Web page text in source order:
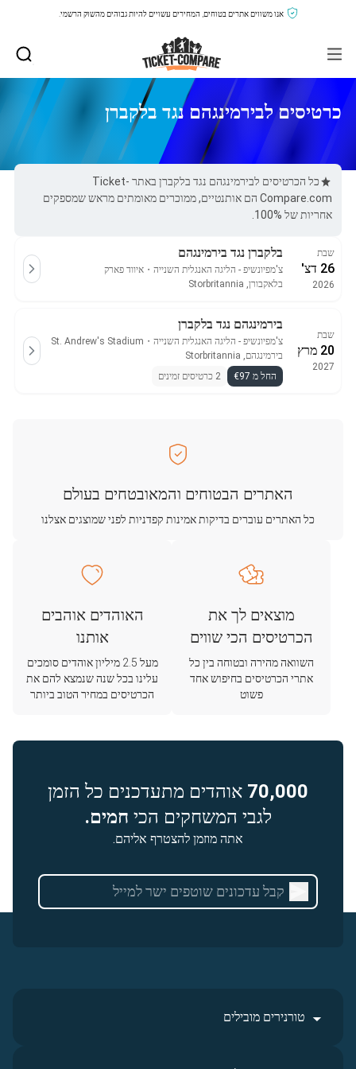
אנו משווים אתרים בטוחים, המחירים עשויים להיות גבוהים מהשוק הרשמי.
כרטיסים לבירמינגהם נגד בלקברן
כל הכרטיסים לבירמינגהם נגד בלקברן באתר Ticket-
Compare.com הם אותנטיים, ממוכרים מאומתים מראש שמספקים
אחריות של 100%.
שבת
26 דצ'
2026
בלקברן נגד בירמינגהם
צ'מפיונשיפ - הליגה האנגלית השנייה ・ איווד פארק
בלאקבורן, Storbritannia
שבת
20 מרץ
2027
בירמינגהם נגד בלקברן
צ'מפיונשיפ - הליגה האנגלית השנייה ・
St. Andrew's Stadium
בירמינגהם, Storbritannia
החל מ €97
2 כרטיסים זמינים
האתרים הבטוחים והמאובטחים בעולם
כל האתרים עוברים בדיקות אמינות קפדניות לפני שמוצגים אצלנו
מוצאים לך את
הכרטיסים הכי שווים
השוואה מהירה ובטוחה בין כל
אתרי הכרטיסים בחיפוש אחד
פשוט
האוהדים אוהבים
אותנו
מעל 2.5 מיליון אוהדים סומכים
עלינו בכל שנה שנמצא להם את
הכרטיסים במחיר הטוב ביותר
70,000 אוהדים מתעדכנים כל הזמן
לגבי המשחקים הכי חמים.
אתה מוזמן להצטרף אליהם.
טורנירים מובילים